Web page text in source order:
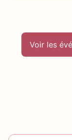
Voir les